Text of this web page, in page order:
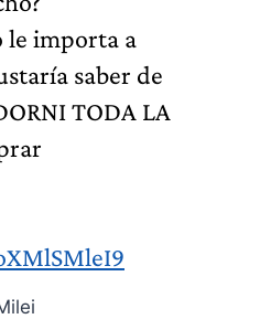
le importa a
saber de
TODA LA